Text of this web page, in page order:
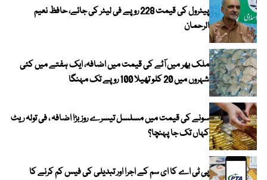
پیٹرول کی قیمت 228 روپے فی لیٹر کی جائے، حافظ نعیم
الرحمان
ملک بھر میں آٹے کی قیمت میں اضافہ، ایک ہفتے میں کئی
شہروں میں 20 کلو تھیلا 100 روپے تک مہنگا
سونے کی قیمت میں مسلسل تیسرے روز بڑا اضافہ ، فی تولہ ریٹ
کہاں تک جا پہنچا؟
پی ٹی اے کا ای سم کے اجرا اور تبدیلی کی فیس کم کرنے کا